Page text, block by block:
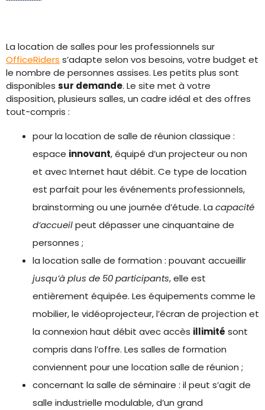
La location de salles pour les professionnels sur
OfficeRiders s’adapte selon vos besoins, votre budget et
le nombre de personnes assises. Les petits plus sont
disponibles sur demande. Le site met à votre
disposition, plusieurs salles, un cadre idéal et des offres
tout-compris :
pour la location de salle de réunion classique :
espace innovant, équipé d’un projecteur ou non
et avec Internet haut débit. Ce type de location
est parfait pour les événements professionnels,
brainstorming ou une journée d’étude. La capacité
d’accueilpeut dépasser une cinquantaine de
personnes ;
la location salle de formation : pouvant accueillir
jusqu’à plus de 50 participants, elle est
entièrement équipée. Les équipements comme le
mobilier, le vidéoprojecteur, l’écran de projection et
la connexion haut débit avec accès illimité sont
compris dans l’offre. Les salles de formation
conviennent pour une location salle de réunion ;
concernant la salle de séminaire : il peut s’agit de
salle industrielle modulable, d’un grand